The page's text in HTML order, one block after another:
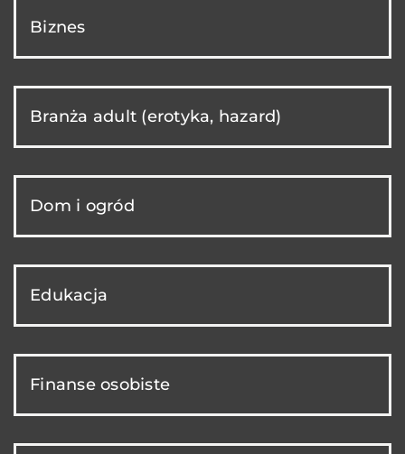
Biznes
Branża adult (erotyka, hazard)
Dom i ogród
Edukacja
Finanse osobiste